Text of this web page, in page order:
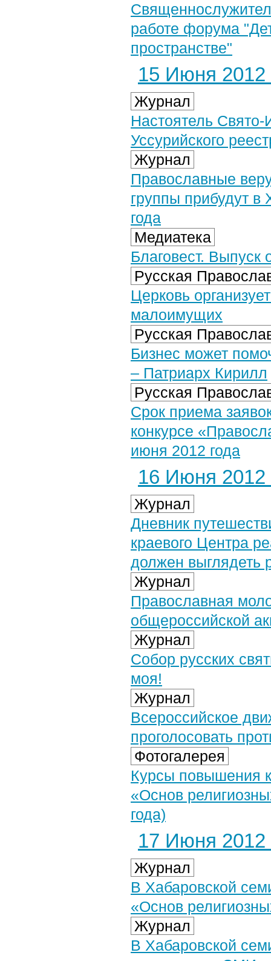
работе форума
пространстве"
15 Июня 2012
Журнал
Настоятель
Уссурийского
Журнал
Православные
группы прибудут
года
Медиатека
Благовест. Выпуск
Русская
Церковь
малоимущих
Русская
Бизнес может
– Патриарх Кирилл
Русская
Срок приема
конкурсе
июня 2012 года
16 Июня 2012
Журнал
Дневник
краевого Центра
должен выглядеть
Журнал
Православная
общероссийской
Журнал
Собор русских
моя!
Журнал
Всероссийское
проголосовать
Фотогалерея
Курсы повышения
«Основ
года)
17 Июня 2012
Журнал
В Хабаровской
«Основ
Журнал
В Хабаровской